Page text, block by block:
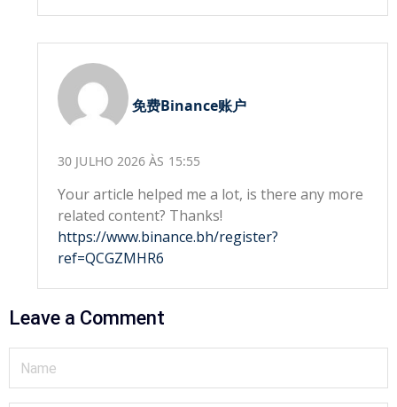
免费Binance账户
30 JULHO 2026 ÀS 15:55
Your article helped me a lot, is there any more
related content? Thanks!
https://www.binance.bh/register?
ref=QCGZMHR6
Leave a Comment